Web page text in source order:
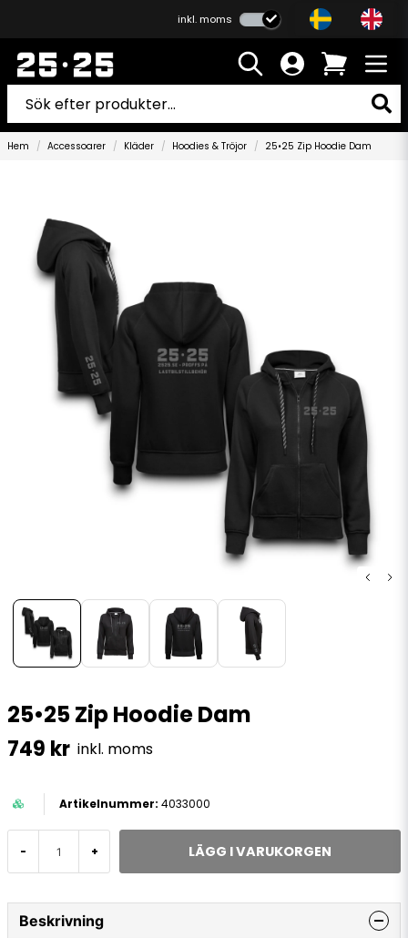
inkl. moms
Hem Accessoarer Kläder Hoodies & Tröjor 25•25 Zip Hoodie Dam
25•25 Zip Hoodie Dam
749 kr inkl. moms
4033000
- + LÄGG I VARUKORGEN
Beskrivning